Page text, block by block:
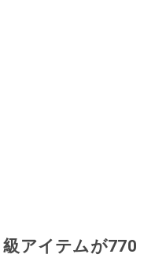
級アイテムが770